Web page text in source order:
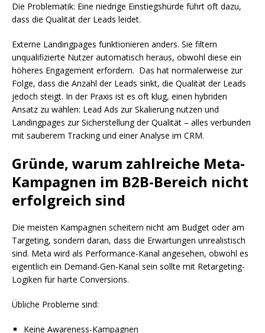
Die Problematik: Eine niedrige Einstiegshürde führt oft dazu,
dass die Qualität der Leads leidet.
Externe Landingpages funktionieren anders. Sie filtern
unqualifizierte Nutzer automatisch heraus, obwohl diese ein
höheres Engagement erfordern. Das hat normalerweise zur
Folge, dass die Anzahl der Leads sinkt, die Qualität der Leads
jedoch steigt. In der Praxis ist es oft klug, einen hybriden
Ansatz zu wählen: Lead Ads zur Skalierung nutzen und
Landingpages zur Sicherstellung der Qualität – alles verbunden
mit sauberem Tracking und einer Analyse im CRM.
Gründe, warum zahlreiche Meta-
Kampagnen im B2B-Bereich nicht
erfolgreich sind
Die meisten Kampagnen scheitern nicht am Budget oder am
Targeting, sondern daran, dass die Erwartungen unrealistisch
sind. Meta wird als Performance-Kanal angesehen, obwohl es
eigentlich ein Demand-Gen-Kanal sein sollte mit Retargeting-
Logiken für harte Conversions.
Übliche Probleme sind:
Keine Awareness-Kampagnen